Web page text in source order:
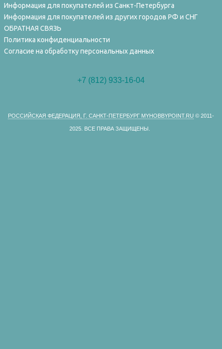
Информация для покупателей из Санкт-Петербурга
Информация для покупателей из других городов РФ и СНГ
ОБРАТНАЯ СВЯЗЬ
Политика конфиденциальности
Согласие на обработку персональных данных
+7 (812) 933-16-04
РОССИЙСКАЯ ФЕДЕРАЦИЯ, Г. САНКТ-ПЕТЕРБУРГ MYHOBBYPOINT.RU © 2011-
2025. ВСЕ ПРАВА ЗАЩИЩЕНЫ.